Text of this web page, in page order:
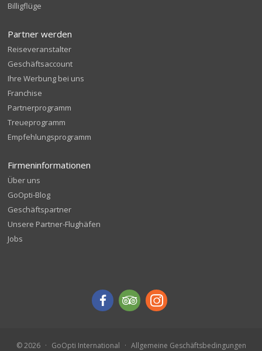
Billigflüge
Partner werden
Reiseveranstalter
Geschäftsaccount
Ihre Werbung bei uns
Franchise
Partnerprogramm
Treueprogramm
Empfehlungsprogramm
Firmeninformationen
Über uns
GoOpti-Blog
Geschäftspartner
Unsere Partner-Flughäfen
Jobs
© 2026 GoOpti International Allgemeine Geschäftsbedingungen